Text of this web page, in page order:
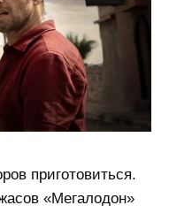
приготовиться.
«Мегалодон»